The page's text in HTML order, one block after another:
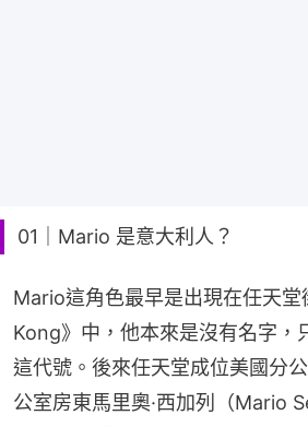
01｜Mario 是意大利人？
Mario這角色最早是出現在任天
Kong》中，他本來是沒有名字，
這代號。後來任天堂成位美國分
公室房東馬里奧·西加列（Mario